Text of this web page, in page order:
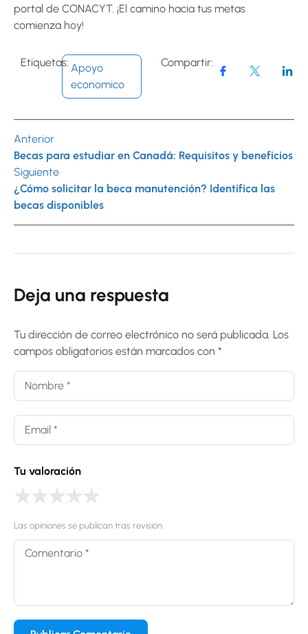
portal de CONACYT. ¡El camino hacia tus metas
comienza hoy!
Etiquetas: Apoyo
economico
Compartir:
Anterior
Becas para estudiar en Canadá: Requisitos y beneficios
Siguiente
¿Cómo solicitar la beca manutención? Identifica las
becas disponibles
Deja una respuesta
Tu dirección de correo electrónico no será publicada. Los
campos obligatorios están marcados con *
Tu valoración
★
★
★
★
★
Las opiniones se publican tras revisión.